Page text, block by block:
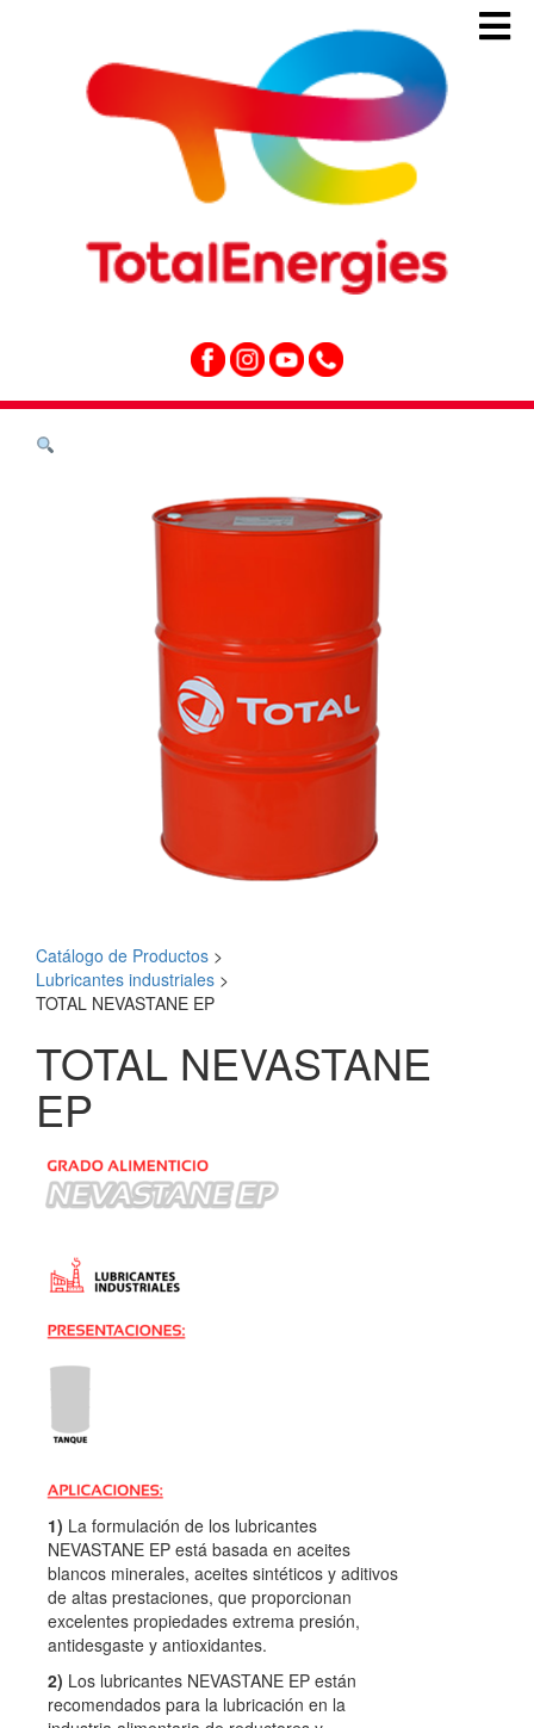
Catálogo de Productos >
Lubricantes industriales >
TOTAL NEVASTANE EP
TOTAL NEVASTANE
EP
1) La formulación de los lubricantes
NEVASTANE EP está basada en aceites
blancos minerales, aceites sintéticos y aditivos
de altas prestaciones, que proporcionan
excelentes propiedades extrema presión,
antidesgaste y antioxidantes.
2) Los lubricantes NEVASTANE EP están
recomendados para la lubricación en la